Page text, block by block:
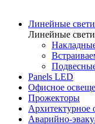
Линейные
Линейные
Panels LED
Офисное
Прожекторы
Архитектурное
Аварийно-